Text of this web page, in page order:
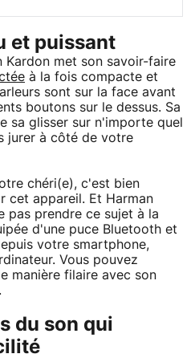
et puissant
Kardon met son savoir-faire
à la fois compacte et
sont sur la face avant
boutons sur le dessus. Sa
sa glisser sur n'importe quel
jurer à côté de votre
chéri(e), c'est bien
cet appareil. Et Harman
pas prendre ce sujet à la
d'une puce Bluetooth et
votre smartphone,
Vous pouvez
manière filaire avec son
du son qui